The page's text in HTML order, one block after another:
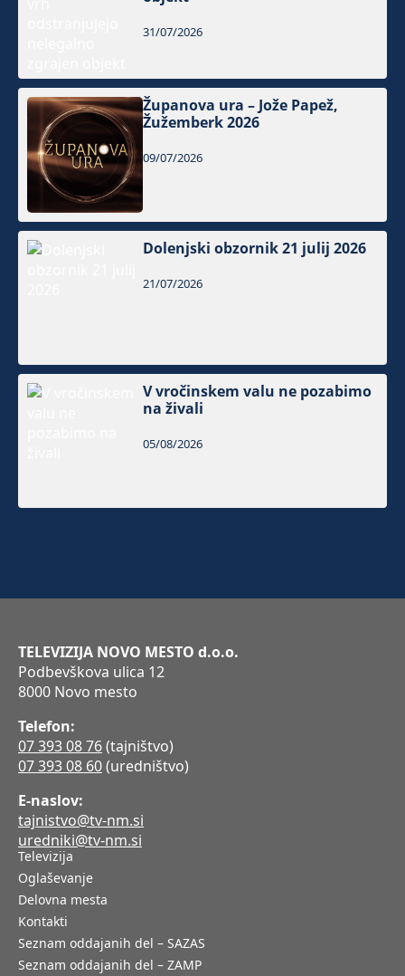
31/07/2026
Županova ura – Jože Papež,
Žužemberk 2026
09/07/2026
Dolenjski obzornik 21 julij 2026
21/07/2026
V vročinskem valu ne pozabimo
na živali
05/08/2026
TELEVIZIJA NOVO MESTO d.o.o.
Podbevškova ulica 12
8000 Novo mesto
Telefon:
07 393 08 76(tajništvo)
07 393 08 60(uredništvo)
E-naslov:
tajnistvo@tv-nm.si
uredniki@tv-nm.si
Televizija
Oglaševanje
Delovna mesta
Kontakti
Seznam oddajanih del – SAZAS
Seznam oddajanih del – ZAMP